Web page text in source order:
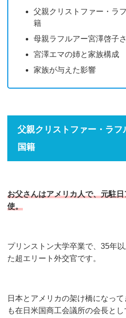
父親クリストファー・ラ
籍
母親ラフルアー宮澤啓子
宮澤エマの姉と家族構成
家族が与えた影響
父親クリストファー・ラフ
国籍
お父さんはアメリカ人で、元駐
使。
プリンストン大学卒業で、35年
た超エリート外交官です。
日本とアメリカの架け橋になっ
も在日米国商工会議所の会長と